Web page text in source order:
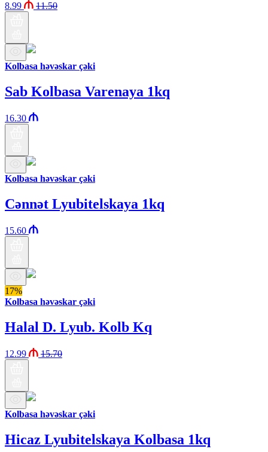
8.99 11.50
Kolbasa həvəskar çəki
Sab Kolbasa Varenaya 1kq
16.30
Kolbasa həvəskar çəki
Cənnət Lyubitelskaya 1kq
15.60
17%
Kolbasa həvəskar çəki
Halal D. Lyub. Kolb Kq
12.99 15.70
Kolbasa həvəskar çəki
Hicaz Lyubitelskaya Kolbasa 1kq